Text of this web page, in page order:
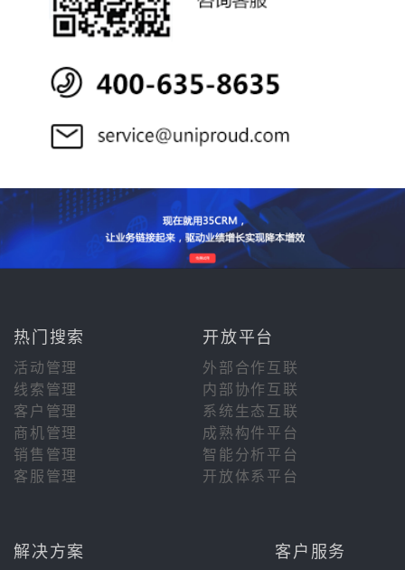
热门搜索 开放平台
活动管理
外部合作互联
线索管理
内部协作互联
客户管理
系统生态互联
商机管理
成熟构件平台
销售管理
智能分析平台
客服管理
开放体系平台
解决方案 客户服务